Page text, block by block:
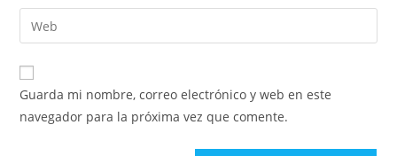
de
usuario
para
comentar
dirección
de
electrónico
para
comentar
Introduce
la
URL
de
Guarda mi nombre, correo electrónico y web en este
navegador para la próxima vez que comente.